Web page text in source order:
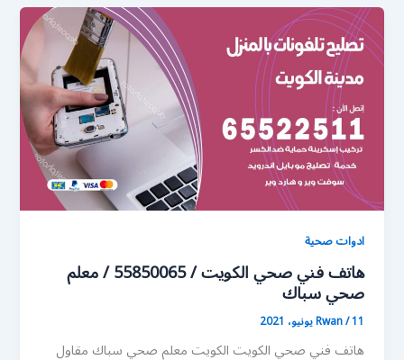
ادوات صحية
هاتف فني صحي الكويت / 55850065 / معلم
صحي سباك
Rwan/11 يونيو، 2021
هاتف فني صحي الكويت الكويت معلم صحي سباك مقاول